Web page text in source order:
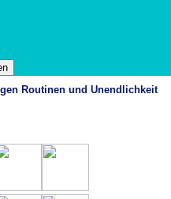
Routinen und Unendlichkeit